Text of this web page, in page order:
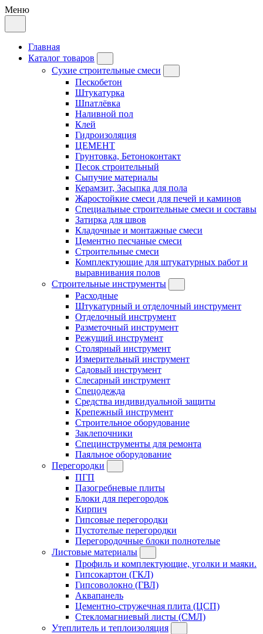
Меню
Главная
Каталог товаров
Сухие строительные смеси
Пескобетон
Штукатурка
Шпатлёвка
Наливной пол
Клей
Гидроизоляция
ЦЕМЕНТ
Грунтовка, Бетоноконтакт
Песок строительный
Сыпучие материалы
Керамзит, Засыпка для пола
Жаростойкие смеси для печей и каминов
Специальные строительные смеси и составы
Затирка для швов
Кладочные и монтажные смеси
Цементно песчаные смеси
Строительные смеси
Комплектующие для штукатурных работ и
выравнивания полов
Строительные инструменты
Расходные
Штукатурный и отделочный инструмент
Отделочный инструмент
Разметочный инструмент
Режущий инструмент
Столярный инструмент
Измерительный инструмент
Садовый инструмент
Слесарный инструмент
Спецодежда
Средства индивидуальной защиты
Крепежный инструмент
Строительное оборудование
Заклепочники
Специнструменты для ремонта
Паяльное оборудование
Перегородки
ПГП
Пазогребневые плиты
Блоки для перегородок
Кирпич
Гипсовые перегородки
Пустотелые перегородки
Перегородочные блоки полнотелые
Листовые материалы
Профиль и комплектующие, уголки и маяки.
Гипсокартон (ГКЛ)
Гипсоволокно (ГВЛ)
Аквапанель
Цементно-стружечная плита (ЦСП)
Стекломагниевый листы (СМЛ)
Утеплитель и теплоизоляция